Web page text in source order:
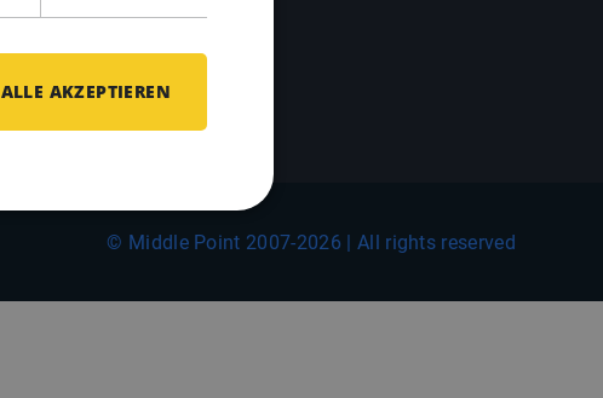
© Middle Point 2007-2026 | All rights reserved
ALLE AKZEPTIEREN